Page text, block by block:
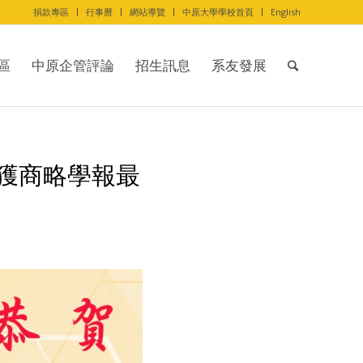
捐款專區 行事曆 網站導覽 中原大學學校首頁 English
中原企管評論 招生訊息 系友發展
商略學報最